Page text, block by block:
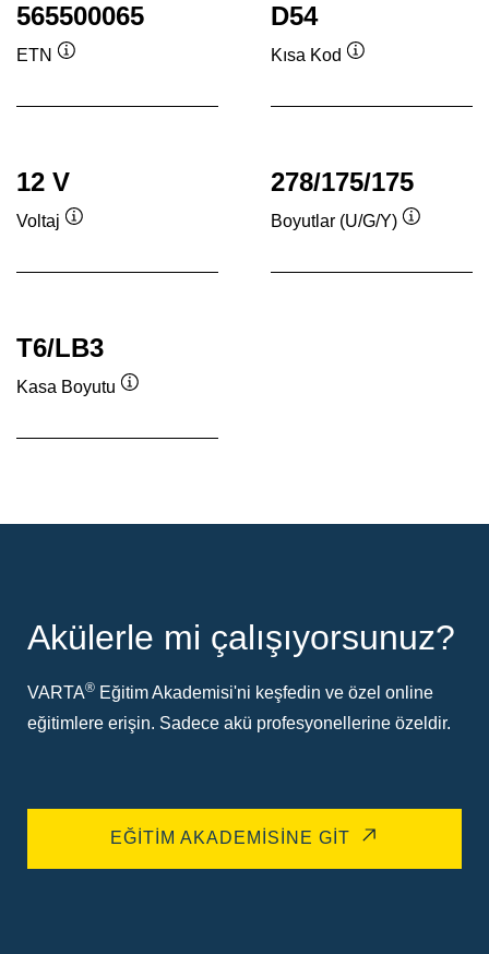
565500065
ETN
D54
Kısa Kod
12 V
Voltaj
278/175/175
Boyutlar (U/G/Y)
T6/LB3
Kasa Boyutu
Akülerle mi çalışıyorsunuz?
VARTA® Eğitim Akademisi'ni keşfedin ve özel online
eğitimlere erişin. Sadece akü profesyonellerine özeldir.
EĞITIM AKADEMISINE GIT